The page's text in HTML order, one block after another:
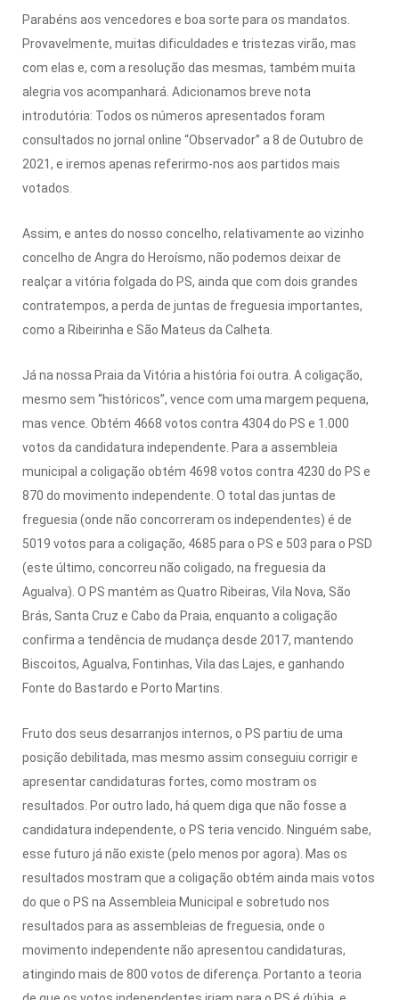
Parabéns aos vencedores e boa sorte para os mandatos.
Provavelmente, muitas dificuldades e tristezas virão, mas
com elas e, com a resolução das mesmas, também muita
alegria vos acompanhará. Adicionamos breve nota
introdutória: Todos os números apresentados foram
consultados no jornal online “Observador” a 8 de Outubro de
2021, e iremos apenas referirmo-nos aos partidos mais
votados.
Assim, e antes do nosso concelho, relativamente ao vizinho
concelho de Angra do Heroísmo, não podemos deixar de
realçar a vitória folgada do PS, ainda que com dois grandes
contratempos, a perda de juntas de freguesia importantes,
como a Ribeirinha e São Mateus da Calheta.
Já na nossa Praia da Vitória a história foi outra. A coligação,
mesmo sem “históricos”, vence com uma margem pequena,
mas vence. Obtém 4668 votos contra 4304 do PS e 1.000
votos da candidatura independente. Para a assembleia
municipal a coligação obtém 4698 votos contra 4230 do PS e
870 do movimento independente. O total das juntas de
freguesia (onde não concorreram os independentes) é de
5019 votos para a coligação, 4685 para o PS e 503 para o PSD
(este último, concorreu não coligado, na freguesia da
Agualva). O PS mantém as Quatro Ribeiras, Vila Nova, São
Brás, Santa Cruz e Cabo da Praia, enquanto a coligação
confirma a tendência de mudança desde 2017, mantendo
Biscoitos, Agualva, Fontinhas, Vila das Lajes, e ganhando
Fonte do Bastardo e Porto Martins.
Fruto dos seus desarranjos internos, o PS partiu de uma
posição debilitada, mas mesmo assim conseguiu corrigir e
apresentar candidaturas fortes, como mostram os
resultados. Por outro lado, há quem diga que não fosse a
candidatura independente, o PS teria vencido. Ninguém sabe,
esse futuro já não existe (pelo menos por agora). Mas os
resultados mostram que a coligação obtém ainda mais votos
do que o PS na Assembleia Municipal e sobretudo nos
resultados para as assembleias de freguesia, onde o
movimento independente não apresentou candidaturas,
atingindo mais de 800 votos de diferença. Portanto a teoria